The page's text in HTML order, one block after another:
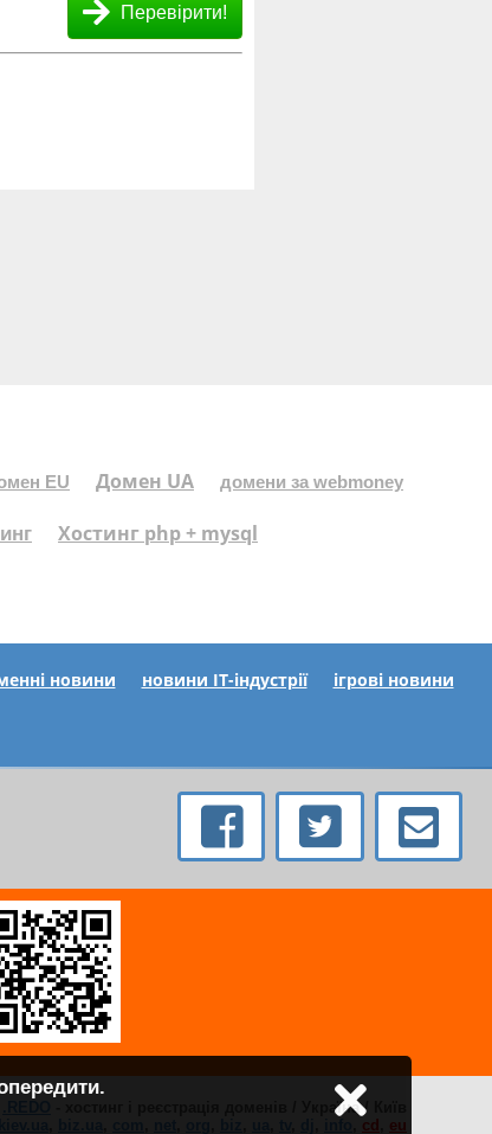
Перевірити!
EU Домен UA домени за webmoney
Хостинг php + mysql
новини новини IT-індустрії ігрові новини
- хостинг і реєстрація доменів / Україна / Київ
cd eu